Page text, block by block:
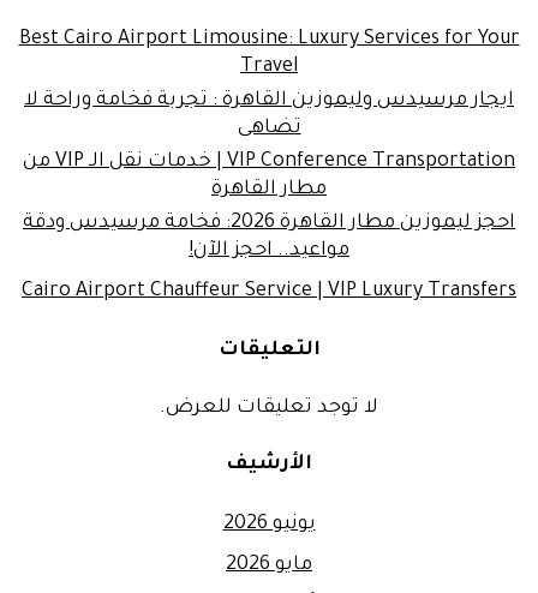
Best Cairo Airport Limousine: Luxury Services for Your
Travel
ايجار مرسيدس وليموزين القاهرة : تجربة فخامة وراحة لا
تضاهى
VIP Conference Transportation | خدمات نقل الـ VIP من
مطار القاهرة
احجز ليموزين مطار القاهرة 2026: فخامة مرسيدس ودقة
مواعيد.. احجز الآن!
Cairo Airport Chauffeur Service | VIP Luxury Transfers
التعليقات
لا توجد تعليقات للعرض.
الأرشيف
يونيو 2026
مايو 2026